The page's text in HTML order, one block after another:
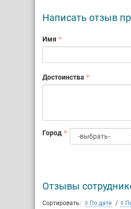
Написать отзыв
Имя
Достоинства
Город
Отзывы
Сортировать: По дате